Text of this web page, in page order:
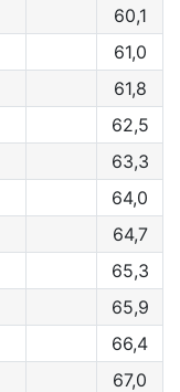
60,1
61,0
61,8
62,5
63,3
64,0
64,7
65,3
65,9
66,4
67,0